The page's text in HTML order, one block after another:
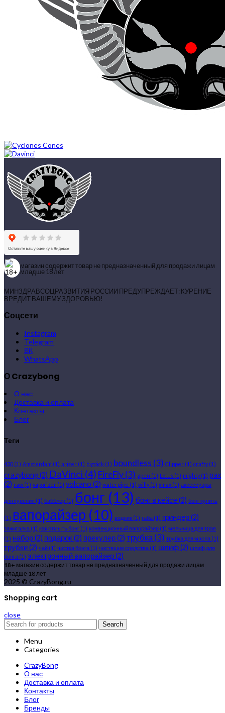
магазин содержит товар не предназначенный для продажи лицам
младше 18 лет
МИНЗДРАВСОЦРАЗВИТИЯ РОССИИ ПРЕДУПРЕЖДАЕТ: КУРЕНИЕ
ВРЕДИТ ВАШЕМУ ЗДОРОВЬЮ!
Соцсети
Instagram
Telegram
ВК
WhatsApp
О Crazybong
О нас
Доставка и оплата
Контакты
Блог
Теги
420 (1) Amsterdam (1) arizer (1) bigdick (1) boundless (3) Clipper (1) crafty(1)
crazybong(2) DaVinci (4) FireFly(3) gpen (1) Lotus (1) mighty(1) pax
(2) raw (1) vaporizer (1) volcano (2) waterpipe (1) willy(1) xmax (1) аксессуары
для курения (1) бабблер (1) бонг (13) бонг в кейсе(2) бонг купить
(1) вапорайзер (10) водник (1) габа (1) гриндер(2)
зажигалка (1) как отмыть бонг (1) конвекционный вапорайзер (1) мельница для трав
(1) набор(2) подарок(2) прекулер(2) трубка(3) трубка для масла (1)
трубки(2) чай (1) чистка бонга (1) чистящие средства (1) шлиф(2) шлиф для
бонга (1) электронный вапорайзер(2)
18+ магазин содержит товар не предназначенный для продажи лицам
младше 18 лет
2025 © CrazyBong.ru
Shopping cart
close
Search
Menu
Categories
CrazyBong
О нас
Доставка и оплата
Контакты
Блог
Бренды